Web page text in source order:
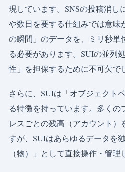
現しています。SNSの投稿消し
や数日を要する仕組みでは意味
の瞬間」のデータを、ミリ秒単
る必要があります。SUIの並列
性」を担保するために不可欠で
さらに、SUIは「オブジェクト
る特徴を持っています。多くの
レスごとの残高（アカウント）
すが、SUIはあらゆるデータを
（物）」として直接操作・管理